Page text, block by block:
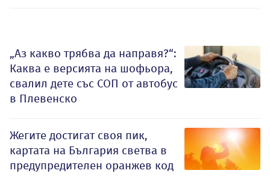
„Аз какво трябва да направя?“:
Каква е версията на шофьора,
свалил дете със СОП от автобус
в Плевенско
Жегите достигат своя пик,
картата на България светва в
предупредителен оранжев код